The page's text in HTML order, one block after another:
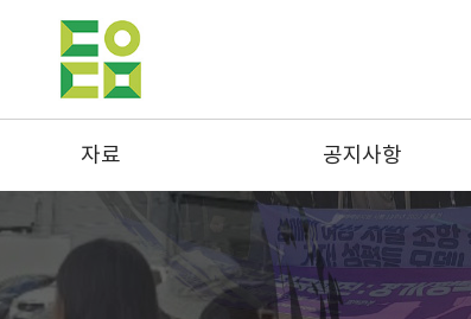
자료
성명 및 연명
공지사항
공지사항
결산보고
채용공고